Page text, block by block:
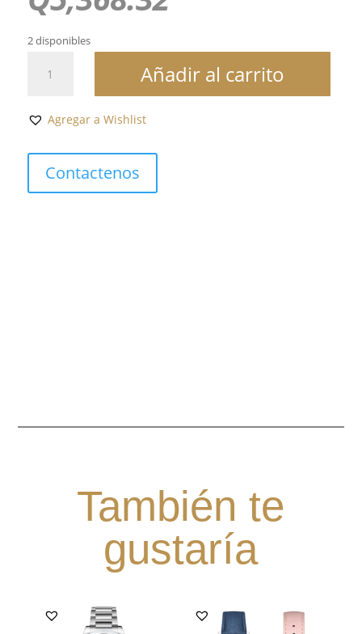
2 disponibles
SWISSMATIC
cantidad
Añadir al carrito
Agregar a Wishlist
Contactenos
También te
gustaría